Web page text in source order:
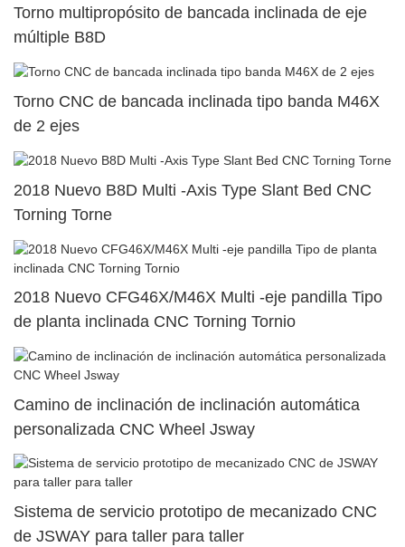
Torno multipropósito de bancada inclinada de eje
múltiple B8D
Torno CNC de bancada inclinada tipo banda M46X
de 2 ejes
2018 Nuevo B8D Multi -Axis Type Slant Bed CNC
Torning Torne
2018 Nuevo CFG46X/M46X Multi -eje pandilla Tipo
de planta inclinada CNC Torning Tornio
Camino de inclinación de inclinación automática
personalizada CNC Wheel Jsway
Sistema de servicio prototipo de mecanizado CNC
de JSWAY para taller para taller